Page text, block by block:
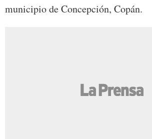
municipio de Concepción, Copán.